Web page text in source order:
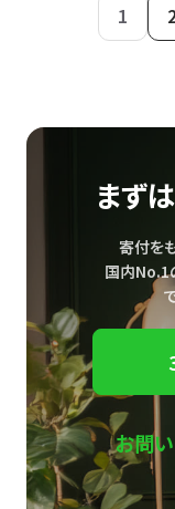
1
まず
寄付を
国内No.1
お問